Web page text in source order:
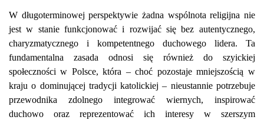
W długoterminowej perspektywie żadna wspólnota religijna nie
jest w stanie funkcjonować i rozwijać się bez autentycznego,
charyzmatycznego i kompetentnego duchowego lidera. Ta
fundamentalna zasada odnosi się również do szyickiej
społeczności w Polsce, która – choć pozostaje mniejszością w
kraju o dominującej tradycji katolickiej – nieustannie potrzebuje
przewodnika zdolnego integrować wiernych, inspirować
duchowo oraz reprezentować ich interesy w szerszym